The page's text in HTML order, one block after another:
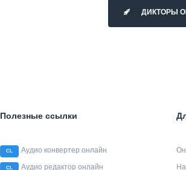
ДИКТОРЫ
Полезные ссылки
CL Аудио конвертер онлайн
CL Аудио редактор онлайн